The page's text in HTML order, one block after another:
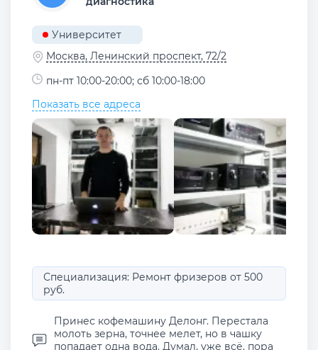
Университет
Москва, Ленинский проспект, 72/2
пн-пт 10:00-20:00; сб 10:00-18:00
Показать все адреса
Специализация: Ремонт фризеров от 500
руб.
Принес кофемашину Делонг. Перестала
молоть зерна, точнее мелет, но в чашку
попадает одна вода. Думал, уже всё, пора